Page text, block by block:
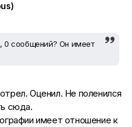
0 сообщений? Он имеет
Оценил. Не поленился
сюда.
имеет отношение к